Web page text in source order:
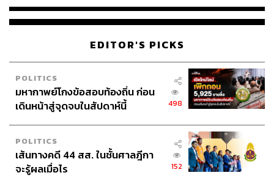
แดน โรน บรรณาธิการกีฬาของ BBC Sport เชื่อแบบนั้น
เนื่องจากที่ผ่านมาได้เห็นทั้งสองบริษัทอย่าง Sky และ BT ที่
ปอนด์ในปี 2013-2016 ไปถึง 5.1 พันล้านปอนด์ในปี 2016-
2019 แต่สุดท้ายทั้งสองบริษัทก็ได้จับมือกันแลกเปลี่ยนคอน
เทนต์ รวมถึงการประมูลลิขสิทธิ์ครั้งล่าสุด ทั้งสองฝ่ายก็ต่างมี
สาเหตุให้ต้องรัดเข็มขัดในการใช้เงินมากขึ้น
ซึ่งในระหว่างที่ยักษ์ใหญ่ในวงการโทรทัศน์กำลังรัดเข็มขัด
สื่ออังกฤษก็มีรายงานว่าบริษัท Amazon กำลังเฝ้าคอยติดตาม
การประมูลอย่างใกล้ชิด โดยเฉพาะสองแพ็กเกจที่เหลือ ซึ่ง
หลายฝ่ายเชื่อว่าทั้งสองแพ็กเกจยังไม่ถูกประมูลออกไป
EDITOR'S PICKS
POLITICS
มหากาพย์โกงข้อสอบท้องถิ่น ก่อน
เดินหน้าสู่จุดจบในสัปดาห์นี้
498
POLITICS
เส้นทางคดี 44 สส. ในชั้นศาลฎีกา
จะรู้ผลเมื่อไร
152